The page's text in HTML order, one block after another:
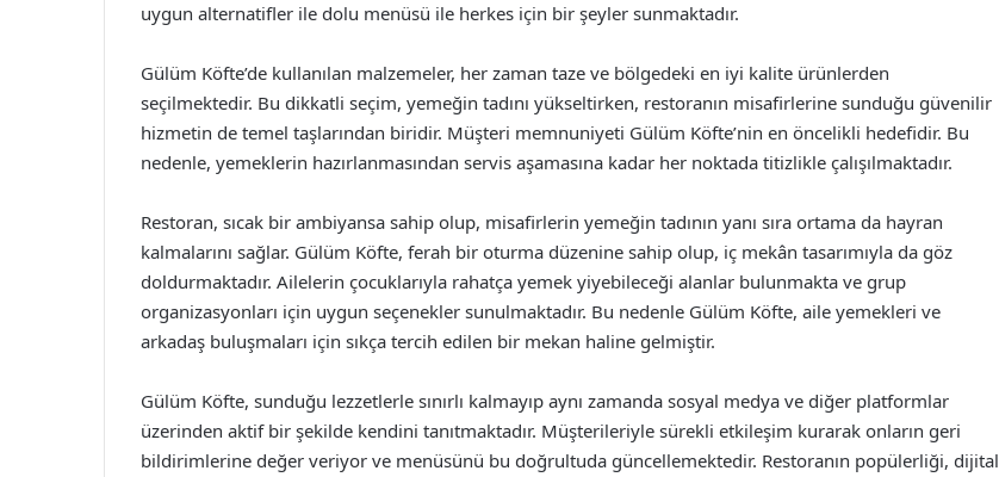
uygun alternatifler ile dolu menüsü ile herkes için bir şeyler sunmaktadır.
Gülüm Köfte’de kullanılan malzemeler, her zaman taze ve bölgedeki en iyi kalite ürünlerden
seçilmektedir. Bu dikkatli seçim, yemeğin tadını yükseltirken, restoranın misafirlerine sunduğu güvenilir
hizmetin de temel taşlarından biridir. Müşteri memnuniyeti Gülüm Köfte’nin en öncelikli hedefidir. Bu
nedenle, yemeklerin hazırlanmasından servis aşamasına kadar her noktada titizlikle çalışılmaktadır.
Restoran, sıcak bir ambiyansa sahip olup, misafirlerin yemeğin tadının yanı sıra ortama da hayran
kalmalarını sağlar. Gülüm Köfte, ferah bir oturma düzenine sahip olup, iç mekân tasarımıyla da göz
doldurmaktadır. Ailelerin çocuklarıyla rahatça yemek yiyebileceği alanlar bulunmakta ve grup
organizasyonları için uygun seçenekler sunulmaktadır. Bu nedenle Gülüm Köfte, aile yemekleri ve
arkadaş buluşmaları için sıkça tercih edilen bir mekan haline gelmiştir.
Gülüm Köfte, sunduğu lezzetlerle sınırlı kalmayıp aynı zamanda sosyal medya ve diğer platformlar
üzerinden aktif bir şekilde kendini tanıtmaktadır. Müşterileriyle sürekli etkileşim kurarak onların geri
bildirimlerine değer veriyor ve menüsünü bu doğrultuda güncellemektedir. Restoranın popülerliği, dijital